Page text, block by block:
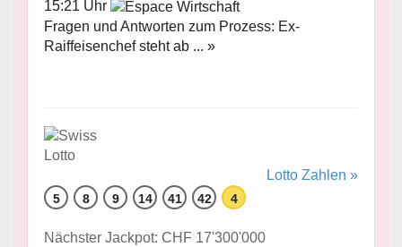
15:21 Uhr
Fragen und Antworten zum Prozess: Ex-
Raiffeisenchef steht ab ... »
Lotto Zahlen »
5 8 9 14 41 42 4
Nächster Jackpot: CHF 17'300'000